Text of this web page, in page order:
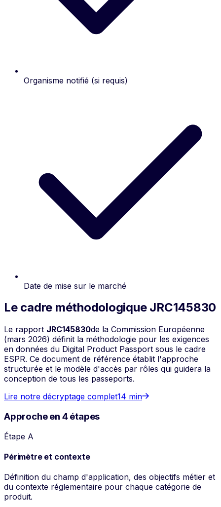
Organisme notifié (si requis)
Date de mise sur le marché
Le cadre méthodologique JRC145830
Le rapport JRC145830de la Commission Européenne
(mars 2026) définit la méthodologie pour les exigences
en données du Digital Product Passport sous le cadre
ESPR. Ce document de référence établit l'approche
structurée et le modèle d'accès par rôles qui guidera la
conception de tous les passeports.
Lire notre décryptage complet14 min
Approche en 4 étapes
Étape A
Périmètre et contexte
Définition du champ d'application, des objectifs métier et
du contexte réglementaire pour chaque catégorie de
produit.